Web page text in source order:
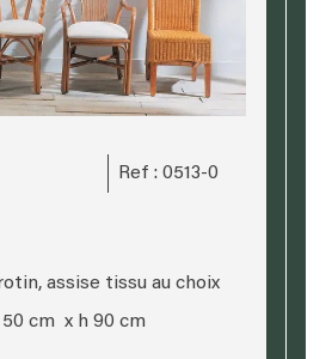
Ref : 0513-0
assise tissu au choix
50 cm x h 90 cm